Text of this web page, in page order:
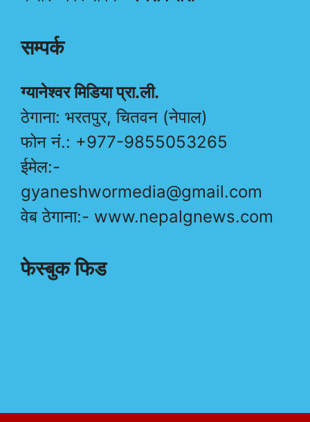
सम्पर्क
ग्यानेश्वर मिडिया प्रा.ली.
ठेगाना: भरतपुर, चितवन (नेपाल)
फोन नं.: +977-9855053265
ईमेल:-
gyaneshwormedia@gmail.com
वेब ठेगाना:- www.nepalgnews.com
फेस्बुक फिड